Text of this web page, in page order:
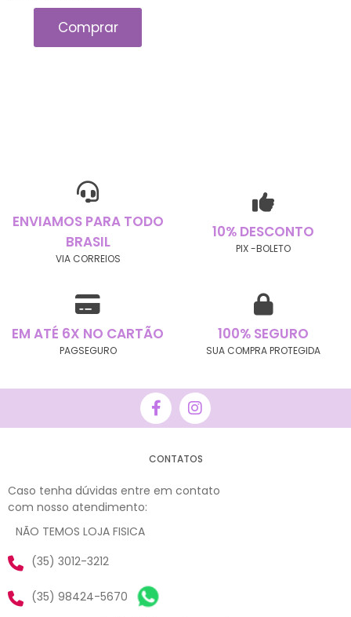
Comprar
ENVIAMOS PARA TODO
BRASIL
VIA CORREIOS
10% DESCONTO
PIX -BOLETO
EM ATÉ 6X NO CARTÃO
PAGSEGURO
100% SEGURO
SUA COMPRA PROTEGIDA
CONTATOS
Caso tenha dúvidas entre em contato
com nosso atendimento:
NÃO TEMOS LOJA FISICA
(35) 3012-3212
(35) 98424-5670